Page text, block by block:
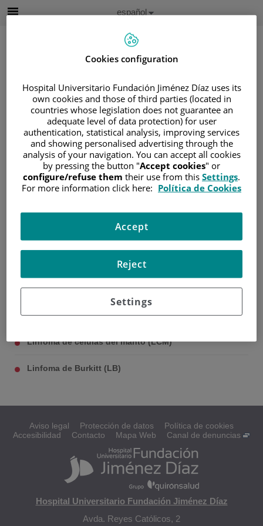
Buscar
Selector
de
idioma
Idioma
Español
Inicio/ÁREA DEL PACIENTE
/SOBRE EL CÁNCER
INFORMACIÓN Y SOPORTE AL PACIENTE
/TIPOS DE CÁNCER
/ÁREA DE NEOPLASIAS HEMATOLÓGICAS
/LINFOMAS/LINFOMA NO HODGKIN
NEOPLASIAS DE CÉLULAS B
Neoplasias de células B
Linfomas células B difuso de células grandes
(LBDCG)
Linfoma de células del manto (LCM)
Linfoma de Burkitt (LB)
Aviso legal Protección de datos
Política de cookies
Accesibilidad
Contacto Mapa Web Canal de denuncias
Hospital Universitario Fundación Jiménez Díaz
Avda. Reyes Católicos, 2
Cookies configuration
Hospital Universitario Fundación Jiménez Díaz uses its
own cookies and those of third parties (located in
countries whose legislation does not guarantee an
adequate level of data protection) for user
authentication, statistical analysis, improving services
and showing personalised advertising through the
analysis of your navigation. You can accept all cookies
by pressing the button "Accept cookies" or
configure/refuse them their use from this Settings.
For more information click here: Política de Cookies
Settings
Reject
Accept